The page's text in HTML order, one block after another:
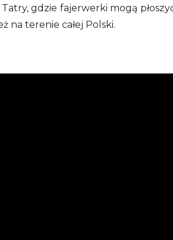
gdzie fajerwerki mogą
na terenie całej Polski.